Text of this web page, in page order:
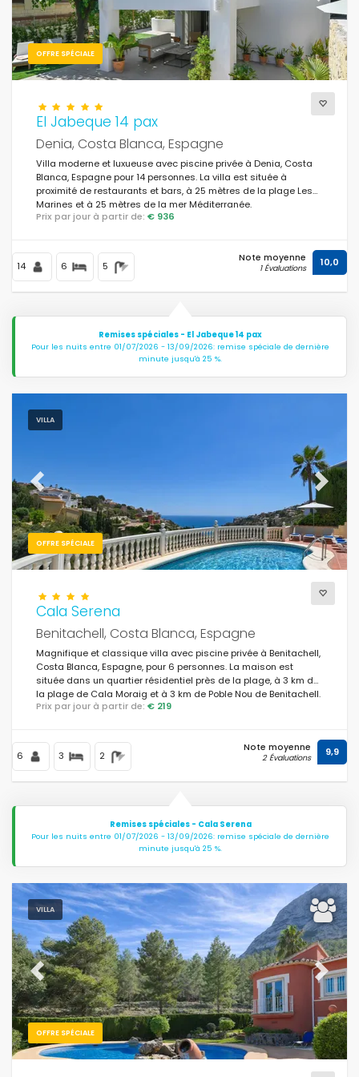
OFFRE SPÉCIALE
El Jabeque 14 pax
Denia, Costa Blanca, Espagne
Villa moderne et luxueuse avec piscine privée à Denia, Costa
Blanca, Espagne pour 14 personnes. La villa est située à
proximité de restaurants et bars, à 25 mètres de la plage Les
Marines et à 25 mètres de la mer Méditerranée.
Prix par jour à partir de: € 936
14 6 5
Note moyenne
1 Évaluations 10,0
Remises spéciales - El Jabeque 14 pax
Pour les nuits entre 01/07/2026 - 13/09/2026: remise spéciale de dernière
minute jusqu'à 25 %.
VILLA
OFFRE SPÉCIALE
Previous Next
Cala Serena
Benitachell, Costa Blanca, Espagne
Magnifique et classique villa avec piscine privée à Benitachell,
Costa Blanca, Espagne, pour 6 personnes. La maison est
située dans un quartier résidentiel près de la plage, à 3 km de
la plage de Cala Moraig et à 3 km de Poble Nou de Benitachell.
Prix par jour à partir de: € 219
6 3 2
Note moyenne
2 Évaluations 9,9
Remises spéciales - Cala Serena
Pour les nuits entre 01/07/2026 - 13/09/2026: remise spéciale de dernière
minute jusqu'à 25 %.
VILLA
OFFRE SPÉCIALE
Previous Next